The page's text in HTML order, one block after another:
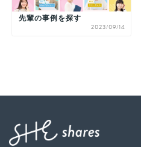
先輩の事例を探す
2023/09/14